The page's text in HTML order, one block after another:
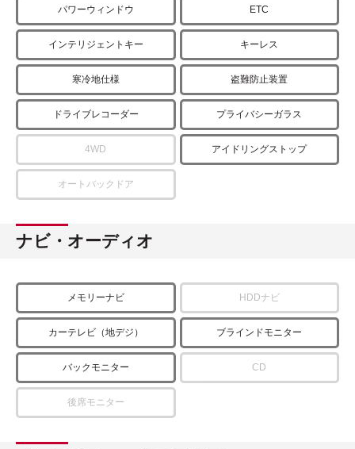
パワーウィンドウ ETC
インテリジェントキー キーレス
寒冷地仕様 盗難防止装置
ドライブレコーダー プライバシーガラス
4WD アイドリングストップ
オートバックドア
ナビ・オーディオ
メモリーナビ HDDナビ
カーテレビ（地デジ） ブラインドモニター
バックモニター CD
後席モニター